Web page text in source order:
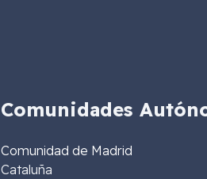
Comunidades
Comunidad de Madrid
Cataluña